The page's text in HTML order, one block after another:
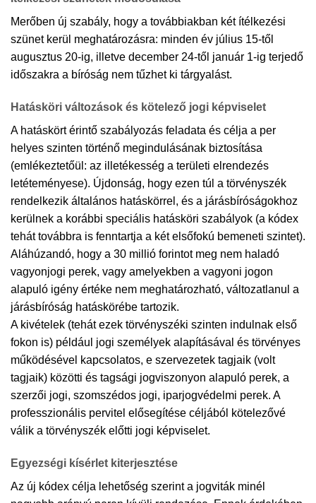
Merőben új szabály, hogy a továbbiakban két ítélkezési
szünet kerül meghatározásra: minden év július 15-től
augusztus 20-ig, illetve december 24-től január 1-ig terjedő
időszakra a bíróság nem tűzhet ki tárgyalást.
Hatásköri változások és kötelező jogi képviselet
A hatáskört érintő szabályozás feladata és célja a per
helyes szinten történő megindulásának biztosítása
(emlékeztetőül: az illetékesség a területi elrendezés
letéteményese). Újdonság, hogy ezen túl a törvényszék
rendelkezik általános hatáskörrel, és a járásbíróságokhoz
kerülnek a korábbi speciális hatásköri szabályok (a kódex
tehát továbbra is fenntartja a két elsőfokú bemeneti szintet).
Aláhúzandó, hogy a 30 millió forintot meg nem haladó
vagyonjogi perek, vagy amelyekben a vagyoni jogon
alapuló igény értéke nem meghatározható, változatlanul a
járásbíróság hatáskörébe tartozik.
A kivételek (tehát ezek törvényszéki szinten indulnak első
fokon is) például jogi személyek alapításával és törvényes
működésével kapcsolatos, e szervezetek tagjaik (volt
tagjaik) közötti és tagsági jogviszonyon alapuló perek, a
szerzői jogi, szomszédos jogi, iparjogvédelmi perek. A
professzionális pervitel elősegítése céljából kötelezővé
válik a törvényszék előtti jogi képviselet.
Egyezségi kísérlet kiterjesztése
Az új kódex célja lehetőség szerint a jogviták minél